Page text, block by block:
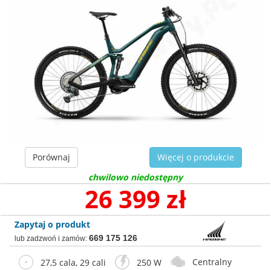
Porównaj
Więcej o produkcie
chwilowo niedostępny
26 399 zł
Zapytaj o produkt
lub zadzwoń i zamów: 669 175 126
27,5 cala, 29 cali 250 W
Centralny